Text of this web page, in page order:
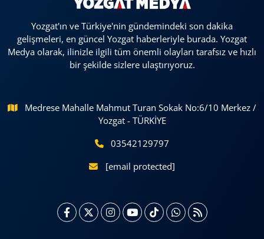
Yozgat'ın ve Türkiye'nin gündemindeki son dakika
gelişmeleri, en güncel Yozgat haberleriyle burada. Yozgat
Medya olarak, ilinizle ilgili tüm önemli olayları tarafsız ve hızlı
bir şekilde sizlere ulaştırıyoruz.
Medrese Mahalle Mahmut Turan Sokak No:6/10 Merkez /
Yozgat - TÜRKİYE
03542129797
[email protected]